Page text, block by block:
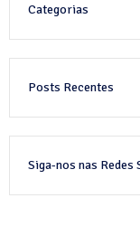
Categorias
Posts Recentes
Siga-nos nas Redes